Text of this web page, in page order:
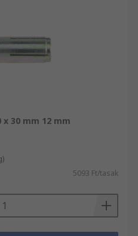
x 30 mm 12 mm
5093 Ft/tasak